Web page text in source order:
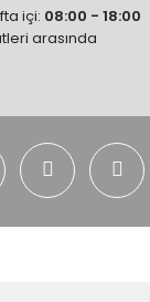
içi: 08:00 - 18:00
arasında